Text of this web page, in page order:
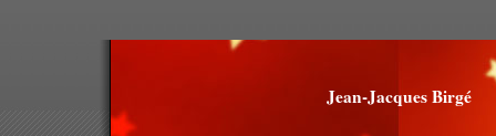
Jean-Jacques Birgé